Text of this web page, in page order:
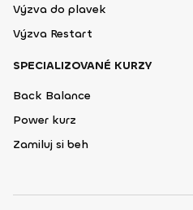
Výzva do plavek
Výzva Restart
SPECIALIZOVANÉ KURZY
Back Balance
Power kurz
Zamiluj si beh